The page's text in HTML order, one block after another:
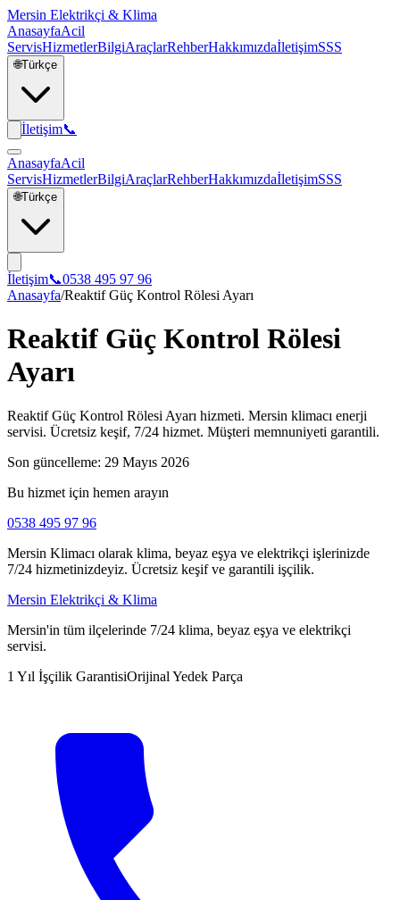
Mersin Elektrikçi & Klima
AnasayfaAcil
ServisHizmetlerBilgiAraçlarRehberHakkımızdaİletişimSSS
🌐Türkçe
İletişim📞
AnasayfaAcil
ServisHizmetlerBilgiAraçlarRehberHakkımızdaİletişimSSS
🌐Türkçe
İletişim📞0538 495 97 96
Anasayfa/Reaktif Güç Kontrol Rölesi Ayarı
Reaktif Güç Kontrol Rölesi
Ayarı
Reaktif Güç Kontrol Rölesi Ayarı hizmeti. Mersin klimacı enerji
servisi. Ücretsiz keşif, 7/24 hizmet. Müşteri memnuniyeti garantili.
Son güncelleme: 29 Mayıs 2026
Bu hizmet için hemen arayın
0538 495 97 96
Mersin Klimacı olarak klima, beyaz eşya ve elektrikçi işlerinizde
7/24 hizmetinizdeyiz. Ücretsiz keşif ve garantili işçilik.
Mersin Elektrikçi & Klima
Mersin'in tüm ilçelerinde 7/24 klima, beyaz eşya ve elektrikçi
servisi.
1 Yıl İşçilik GarantisiOrijinal Yedek Parça